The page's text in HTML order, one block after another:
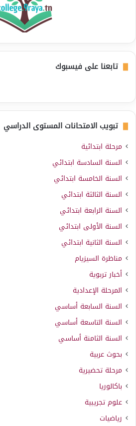
تابعنا على فيسبوك
تبويب الامتحانات المستوى الدراسي
مرحلة ابتدائية
السنة السادسة ابتدائي
السنة الخامسة ابتدائي
السنة الثالثة ابتدائي
السنة الرابعة ابتدائي
السنة الأولى ابتدائي
السنة الثانية ابتدائي
مناظرة السيزيام
أخبار تربوية
المرحلة الإعدادية
السنة السابعة أساسي
السنة التاسعة أساسي
السنة الثامنة أساسي
بحوث عربية
مرحلة تحضيرية
باكالوريا
علوم تجريبية
رياضيات